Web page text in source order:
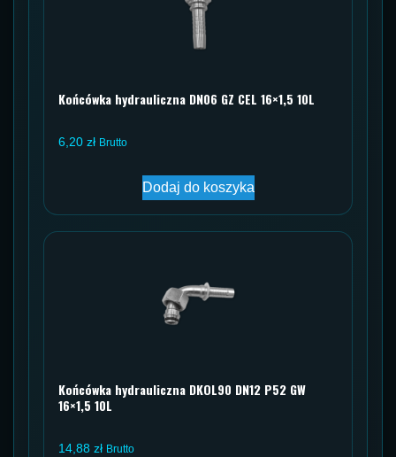
Końcówka hydrauliczna DN06 GZ CEL 16×1,5 10L
6,20 zł Brutto
Dodaj do koszyka
Końcówka hydrauliczna DKOL90 DN12 P52 GW
16×1,5 10L
14,88 zł Brutto